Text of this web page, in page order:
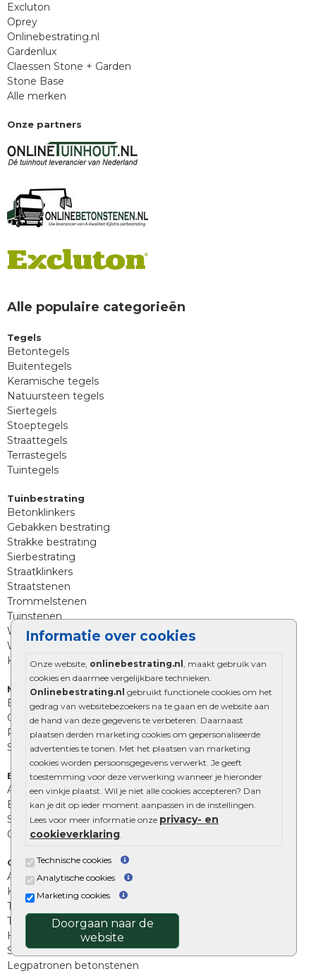
Informatie over cookies
Onze website, onlinebestrating.nl , maakt gebruik van
cookies en daarmee vergelijkbare technieken.
Onlinebestrating.nl gebruikt functionele cookies om het
gedrag van websitebezoekers na te gaan en de website aan
de hand van deze gegevens te verbeteren. Daarnaast
plaatsen derden marketing cookies om gepersonaliseerde
advertenties te tonen. Met het plaatsen van marketing
cookies worden persoonsgegevens verwerkt. Je geeft
toestemming voor deze verwerking wanneer je hieronder
een vinkje plaatst. Wil je niet alle cookies accepteren? Dan
kan je dit op ieder moment aanpassen in de instellingen.
Lees voor meer informatie onze privacy- en
cookieverklaring.
Technische cookies
Analytische cookies
Marketing cookies
Doorgaan naar de
website
Excluton
Oprey
Onlinebestrating.nl
Gardenlux
Claessen Stone + Garden
Stone Base
Alle merken
Onze partners
Alle populaire categorieën
Tegels
Betontegels
Buitentegels
Keramische tegels
Natuursteen tegels
Siertegels
Stoeptegels
Straattegels
Terrastegels
Tuintegels
Tuinbestrating
Betonklinkers
Gebakken bestrating
Strakke bestrating
Sierbestrating
Straatklinkers
Straatstenen
Trommelstenen
Tuinstenen
Waalformaat
Wildverband bestrating
Kingstones
Muurelementen
Betonbielzen
Opsluitbanden
Palissades
Stapelblokken
Extra benodigdheden
Afwatering en diversen
Beplantings en betonelementen
Split, grind en zand
Oprit tegels
Overig
Aanbiedingen
Kunstgras
Tuintegels outlet
Terrastegels leggen
Hoe richt ik een landelijke tuin in?
Sierbestrating schoonmaken
Legpatronen betonstenen